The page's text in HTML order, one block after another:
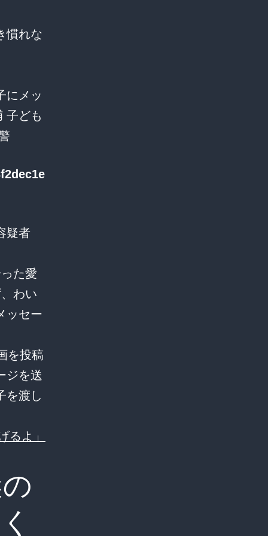
慣れな
にメッ
子ども
疑者
た愛
わい
ッセー
を投稿
ジを送
を渡し
よ」